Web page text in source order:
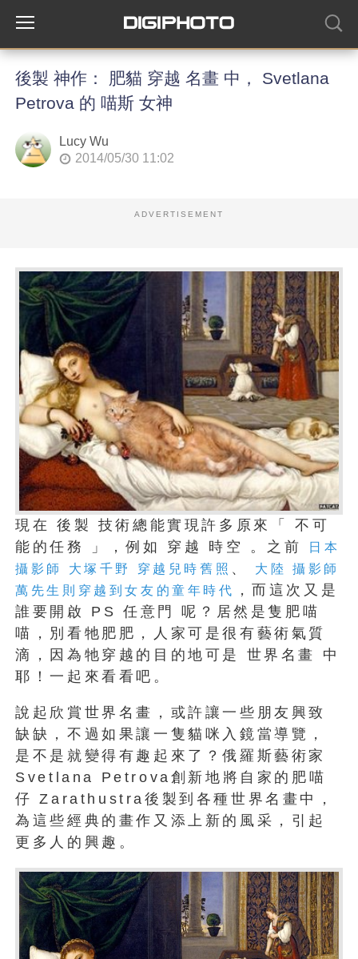
後製 神作： 肥貓 穿越 名畫 中， Svetlana
Petrova 的 喵斯 女神
Lucy Wu
2014/05/30 11:02
ADVERTISEMENT
現在 後製 技術總能實現許多原來「 不可
能的任務 」，例如 穿越 時空 。之前
日本
攝影師 大塚千野 穿越兒時舊照 、
大陸 攝影師
萬先生則穿越到女友的童年時代
，而這次又是
誰要開啟 PS 任意門 呢？居然是隻肥喵
喵，別看牠肥肥，人家可是很有藝術氣質
滴，因為牠穿越的目的地可是 世界名畫 中
耶！一起來看看吧。
說起欣賞世界名畫，或許讓一些朋友興致
缺缺，不過如果讓一隻貓咪入鏡當導覽，
是不是就變得有趣起來了？俄羅斯藝術家
Svetlana Petrova創新地將自家的肥喵
仔 Zarathustra後製到各種世界名畫中，
為這些經典的畫作又添上新的風采，引起
更多人的興趣。